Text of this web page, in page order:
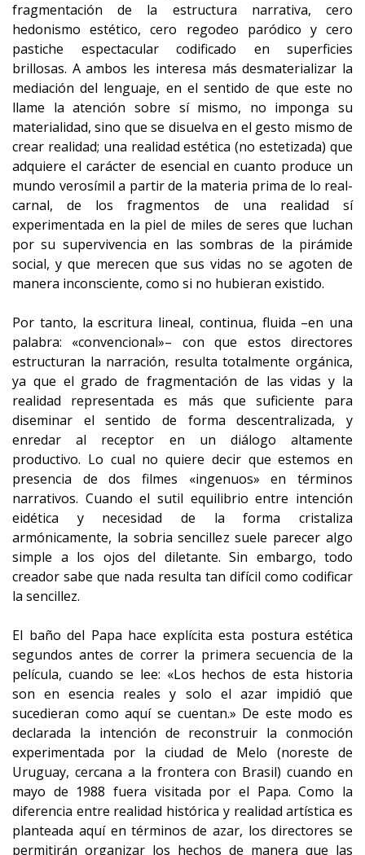
fragmentación de la estructura narrativa, cero
hedonismo estético, cero regodeo paródico y cero
pastiche espectacular codificado en superficies
brillosas. A ambos les interesa más desmaterializar la
mediación del lenguaje, en el sentido de que este no
llame la atención sobre sí mismo, no imponga su
materialidad, sino que se disuelva en el gesto mismo de
crear realidad; una realidad estética (no estetizada) que
adquiere el carácter de esencial en cuanto produce un
mundo verosímil a partir de la materia prima de lo real-
carnal, de los fragmentos de una realidad sí
experimentada en la piel de miles de seres que luchan
por su supervivencia en las sombras de la pirámide
social, y que merecen que sus vidas no se agoten de
manera inconsciente, como si no hubieran existido.
Por tanto, la escritura lineal, continua, fluida –en una
palabra: «convencional»– con que estos directores
estructuran la narración, resulta totalmente orgánica,
ya que el grado de fragmentación de las vidas y la
realidad representada es más que suficiente para
diseminar el sentido de forma descentralizada, y
enredar al receptor en un diálogo altamente
productivo. Lo cual no quiere decir que estemos en
presencia de dos filmes «ingenuos» en términos
narrativos. Cuando el sutil equilibrio entre intención
eidética y necesidad de la forma cristaliza
armónicamente, la sobria sencillez suele parecer algo
simple a los ojos del diletante. Sin embargo, todo
creador sabe que nada resulta tan difícil como codificar
la sencillez.
El baño del Papa hace explícita esta postura estética
segundos antes de correr la primera secuencia de la
película, cuando se lee: «Los hechos de esta historia
son en esencia reales y solo el azar impidió que
sucedieran como aquí se cuentan.» De este modo es
declarada la intención de reconstruir la conmoción
experimentada por la ciudad de Melo (noreste de
Uruguay, cercana a la frontera con Brasil) cuando en
mayo de 1988 fuera visitada por el Papa. Como la
diferencia entre realidad histórica y realidad artística es
planteada aquí en términos de azar, los directores se
permitirán organizar los hechos de manera que las